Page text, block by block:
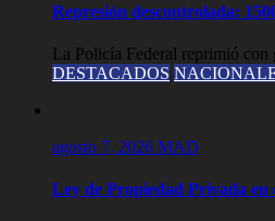
Represión descontrolada:
La Policía Federal reprimió con
DESTACADOS
agosto 7, 2026 MAD
Ley de Propiedad Privada